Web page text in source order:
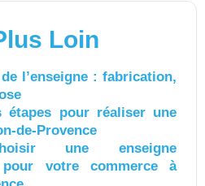
Loin
l’enseigne : fabrication,
étapes pour réaliser une
de-Provence
une enseigne
pour votre commerce à